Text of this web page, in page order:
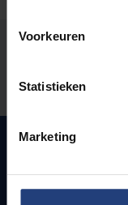
Voorkeuren
Statistieken
Marketing